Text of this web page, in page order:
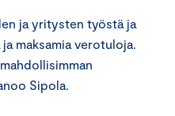
ja yritysten työstä ja
maksamia verotuloja.
Sipola.